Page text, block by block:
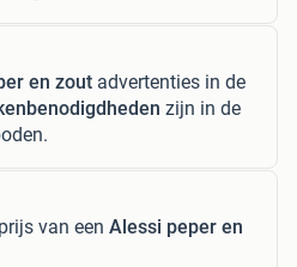
en zout advertenties in de
zijn in de
van een Alessi peper en